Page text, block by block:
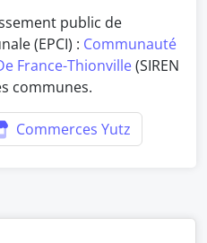
public de
(EPCI) : Communauté
France-Thionville(SIREN
communes.
Commerces Yutz